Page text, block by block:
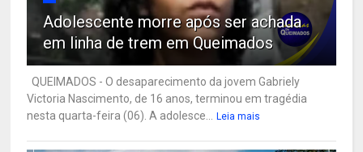
Adolescente morre após ser achada
em linha de trem em Queimados
QUEIMADOS - O desaparecimento da jovem Gabriely
Victoria Nascimento, de 16 anos, terminou em tragédia
nesta quarta-feira (06). A adolesce... Leia mais